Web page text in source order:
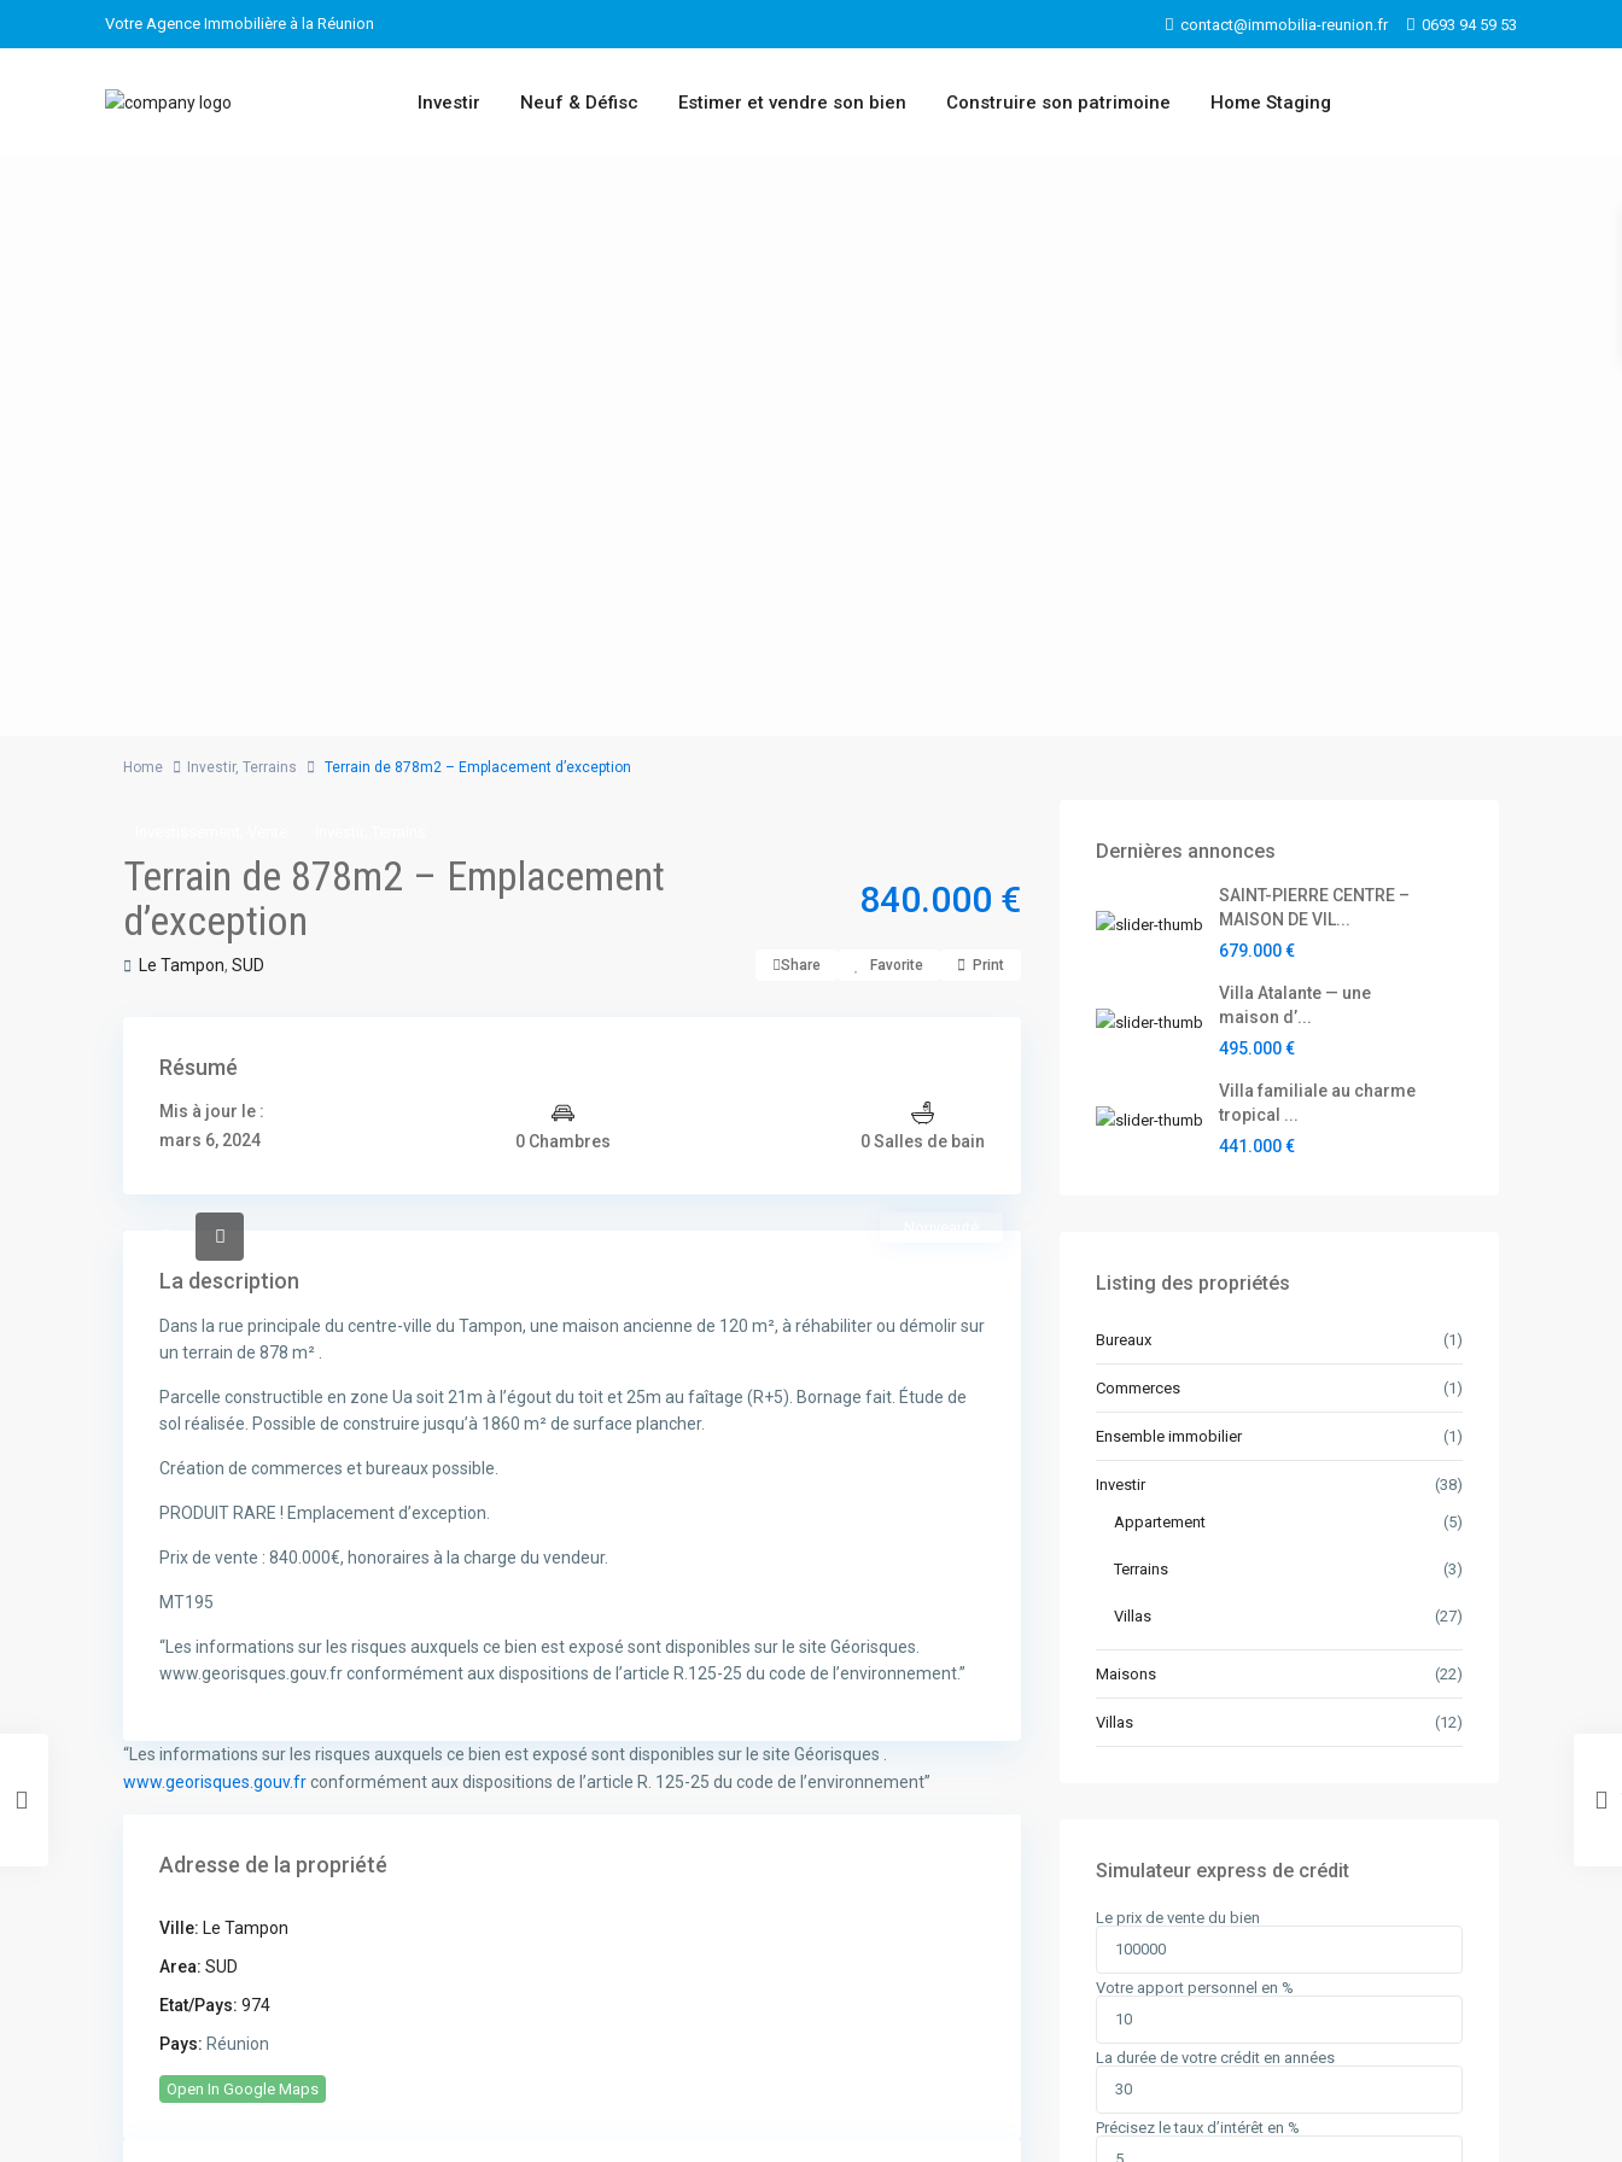
Votre Agence Immobilière à la Réunion contact@immobilia-reunion.fr 0693 94 59 53
Investir Neuf & Défisc Estimer et vendre son bien Construire son patrimoine Home Staging
Home Investir, Terrains Terrain de 878m2 – Emplacement d’exception
Terrain de 878m2 – Emplacement
d’exception
840.000 €
Le Tampon, SUD Share Favorite Print
Résumé
Mis à jour le :
mars 6, 2024
0 Chambres 0 Salles de bain
La description
Dans la rue principale du centre-ville du Tampon, une maison ancienne de 120 m², à réhabiliter ou démolir sur
un terrain de 878 m² .
Parcelle constructible en zone Ua soit 21m à l’égout du toit et 25m au faîtage (R+5). Bornage fait. Étude de
sol réalisée. Possible de construire jusqu’à 1860 m² de surface plancher.
Création de commerces et bureaux possible.
PRODUIT RARE ! Emplacement d’exception.
Prix de vente : 840.000€, honoraires à la charge du vendeur.
MT195
“Les informations sur les risques auxquels ce bien est exposé sont disponibles sur le site Géorisques.
www.georisques.gouv.fr conformément aux dispositions de l’article R.125-25 du code de l’environnement.”
“Les informations sur les risques auxquels ce bien est exposé sont disponibles sur le site Géorisques .
www.georisques.gouv.frconformément aux dispositions de l’article R. 125-25 du code de l’environnement”
Adresse de la propriété
Ville: Le Tampon
Area: SUD
Etat/Pays: 974
Pays: Réunion
Open In Google Maps
Dernières annonces
SAINT-PIERRE CENTRE –
MAISON DE VIL...
679.000 €
Villa Atalante — une
maison d’...
495.000 €
Villa familiale au charme
tropical ...
441.000 €
Listing des propriétés
Bureaux (1)
Commerces (1)
Ensemble immobilier (1)
Investir (38)
Appartement (5)
Terrains (3)
Villas (27)
Maisons (22)
Villas (12)
Simulateur express de crédit
Le prix de vente du bien
Votre apport personnel en %
La durée de votre crédit en années
Précisez le taux d’intérêt en %